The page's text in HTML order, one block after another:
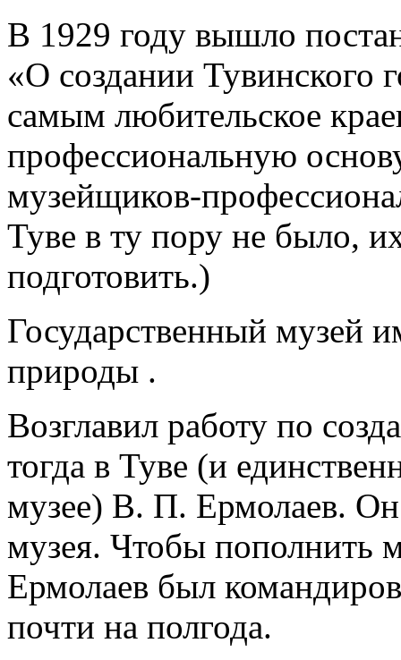
В 1929 году вышло
«О создании Тувинского
самым любительское
профессиональную
музейщиков-
Туве в ту пору не было,
подготовить.)
Государственный музей
природы .
Возглавил работу по
тогда в Туве (и
музее) В. П. Ермолаев.
музея. Чтобы пополнить
Ермолаев был
почти на полгода.